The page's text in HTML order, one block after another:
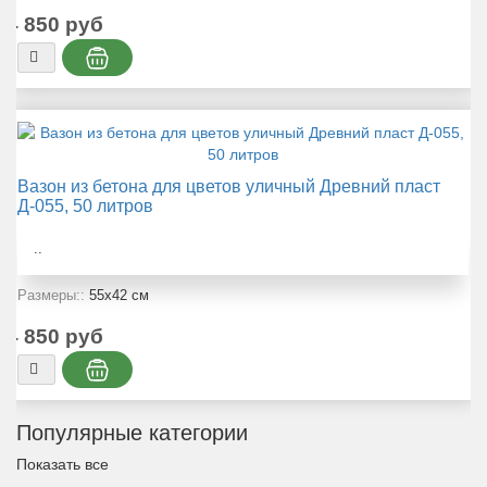
4 850 руб
Вазон из бетона для цветов уличный Древний пласт
Д-055, 50 литров
..
Размеры:: 55x42 см
4 850 руб
Популярные категории
Показать все